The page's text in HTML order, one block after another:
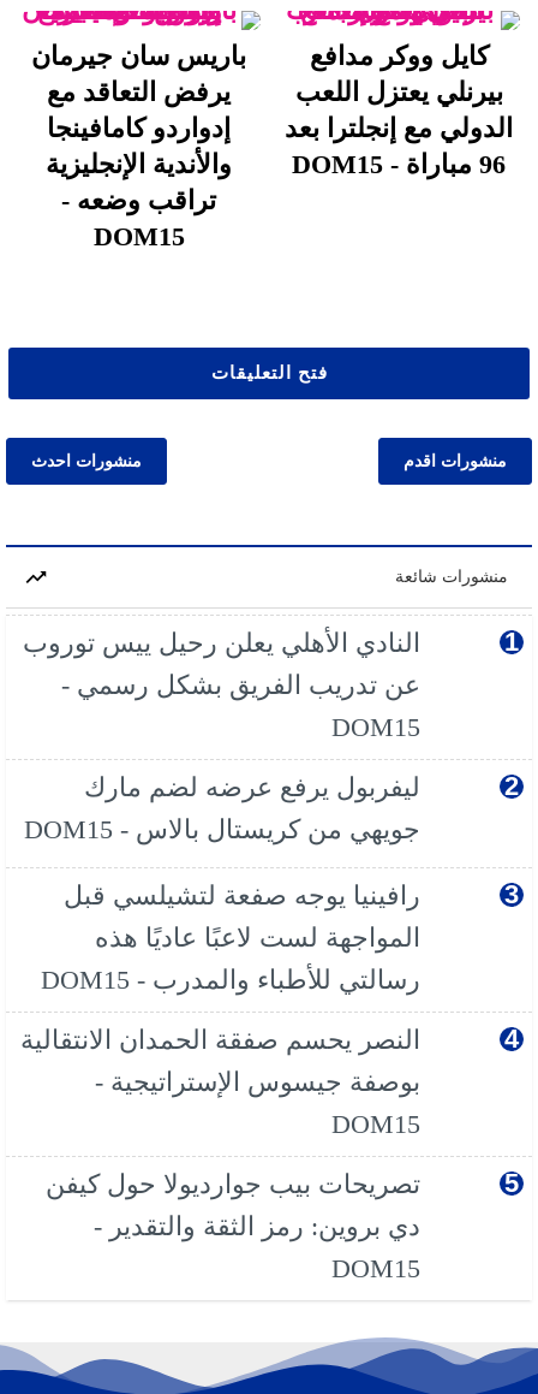
كايل ووكر مدافع
بيرنلي يعتزل اللعب
الدولي مع إنجلترا بعد
96 مباراة - DOM15
باريس سان جيرمان
يرفض التعاقد مع
إدواردو كامافينجا
والأندية الإنجليزية
تراقب وضعه -
DOM15
فتح التعليقات
منشورات احدث منشورات اقدم
منشورات شائعة
النادي الأهلي يعلن رحيل ييس توروب
عن تدريب الفريق بشكل رسمي -
DOM15
ليفربول يرفع عرضه لضم مارك
جويهي من كريستال بالاس - DOM15
رافينيا يوجه صفعة لتشيلسي قبل
المواجهة لست لاعبًا عاديًا هذه
رسالتي للأطباء والمدرب - DOM15
النصر يحسم صفقة الحمدان الانتقالية
بوصفة جيسوس الإستراتيجية -
DOM15
تصريحات بيب جوارديولا حول كيفن
دي بروين: رمز الثقة والتقدير -
DOM15